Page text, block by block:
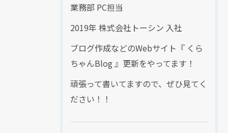
業務部 PC担当
2019年 株式会社トーシン 入社
ブログ作成などのWebサイト『 くら
ちゃんBlog 』更新をやってます！
頑張って書いてますので、ぜひ見てく
ださい！！